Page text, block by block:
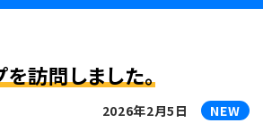
訪問しました。
2026年2月5日 NEW